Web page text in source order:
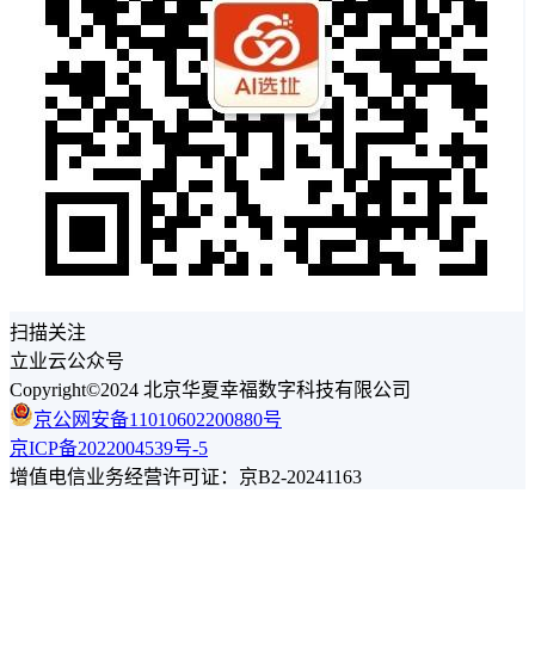
扫描关注
立业云公众号
Copyright©2024 北京华夏幸福数字科技有限公司
京公网安备11010602200880号
京ICP备2022004539号-5
增值电信业务经营许可证：京B2-20241163